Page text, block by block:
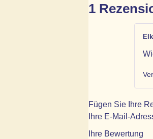
1
Fügen Sie Ihre
Ihre E-Mail-
Ihre Bewertung